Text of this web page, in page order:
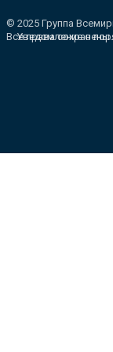
© 2025 Группа
Все права сохранены.
Уведомление о